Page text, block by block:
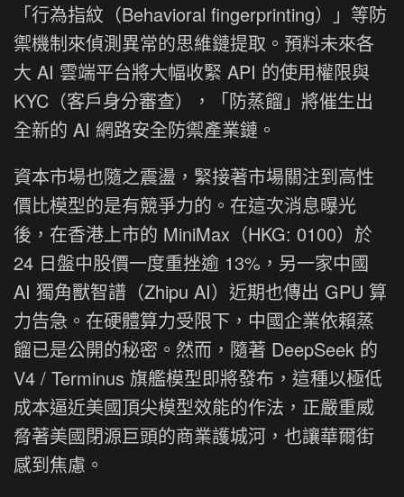
「行為指紋（Behavioral fingerprinting）」等防
禦機制來偵測異常的思維鏈提取。預料未來各
大 AI 雲端平台將大幅收緊 API 的使用權限與
KYC（客戶身分審查），「防蒸餾」將催生出
全新的 AI 網路安全防禦產業鏈。
資本市場也隨之震盪，緊接著市場關注到高性
價比模型的是有競爭力的。在這次消息曝光
後，在香港上市的 MiniMax（HKG: 0100）於
24 日盤中股價一度重挫逾 13%，另一家中國
AI 獨角獸智譜（Zhipu AI）近期也傳出 GPU 算
力告急。在硬體算力受限下，中國企業依賴蒸
餾已是公開的秘密。然而，隨著 DeepSeek 的
V4 / Terminus 旗艦模型即將發布，這種以極低
成本逼近美國頂尖模型效能的作法，正嚴重威
脅著美國閉源巨頭的商業護城河，也讓華爾街
感到焦慮。